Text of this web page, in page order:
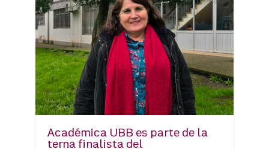
Académica UBB es parte de la
terna finalista del